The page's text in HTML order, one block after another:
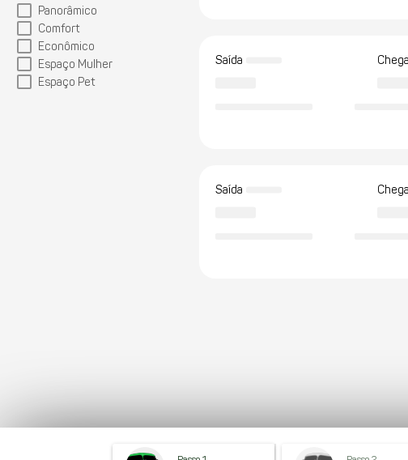
Panorâmico
Comfort
Econômico
Espaço Mulher
Espaço Pet
Saída
Saída